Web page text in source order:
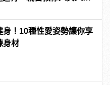
身！10種性愛姿勢讓你享
身材